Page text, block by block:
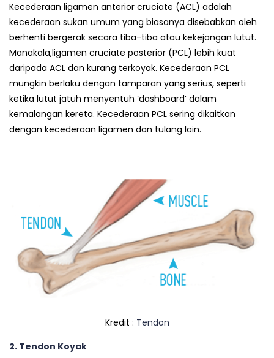
Kecederaan ligamen anterior cruciate (ACL) adalah
kecederaan sukan umum yang biasanya disebabkan oleh
berhenti bergerak secara tiba-tiba atau kekejangan lutut.
Manakala,ligamen cruciate posterior (PCL) lebih kuat
daripada ACL dan kurang terkoyak. Kecederaan PCL
mungkin berlaku dengan tamparan yang serius, seperti
ketika lutut jatuh menyentuh ‘dashboard’ dalam
kemalangan kereta. Kecederaan PCL sering dikaitkan
dengan kecederaan ligamen dan tulang lain.
Kredit : Tendon
2. Tendon Koyak